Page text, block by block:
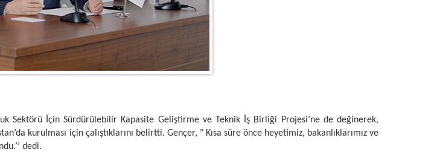
Sektörü İçin Sürdürülebilir Kapasite Geliştirme ve Teknik İş Birliği Projesi’ne de değinerek,
kurulması için çalıştıklarını belirtti. Gençer, " Kısa süre önce heyetimiz, bakanlıklarımız ve
dedi.